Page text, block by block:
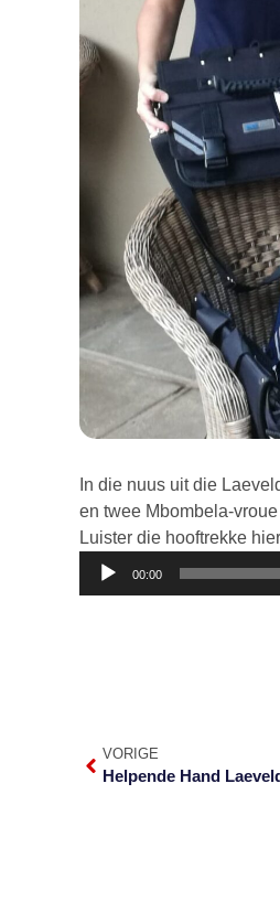
In die nuus uit die
en twee Mbombela-
Luister die hooftrekke
Klankspeler
00:00
VORIGE
Helpende Hand